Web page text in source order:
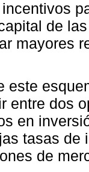
de
mayores
este
entre dos
en
tasas de
de